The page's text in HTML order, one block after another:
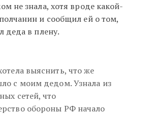
не знала, хотя вроде какой-
и сообщил ей о том,
деда в плену.
выяснить, что же
с моим дедом. Узнала из
сетей, что
обороны РФ начало